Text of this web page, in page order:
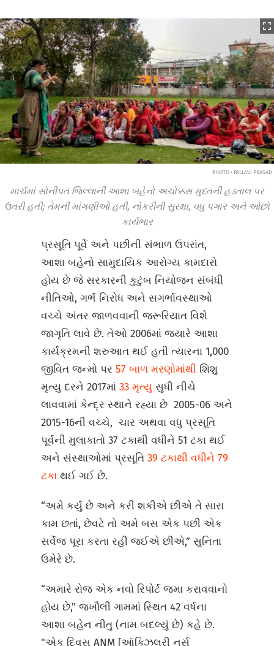
PHOTO • PALLAVI PRASAD
માર્ચમાં સોનીપત જિલ્લાની આશા બહેનો અચોક્કસ મુદતની હડતાલ પર
ઉતરી હતી; તેમની માંગણીઓ હતી, નોકરીની સુરક્ષા, વધુ પગાર અને ઓછો
કાર્યભાર
પ્રસૂતિ પૂર્વે અને પછીની સંભાળ ઉપરાંત,
આશા બહેનો સામુદાયિક આરોગ્ય કામદારો
હોય છે જે સરકારની કુટુંબ નિયોજન સંબંધી
નીતિઓ, ગર્ભ નિરોધ અને સગર્ભાવસ્થાઓ
વચ્ચે અંતર જાળવવાની જરૂરિયાત વિશે
જાગૃતિ લાવે છે. તેઓ 2006માં જ્યારે આશા
કાર્યક્રમની શરુઆત થઈ હતી ત્યારના 1,000
જીવિત જન્મો પર57 બાળ મરણોમાંથી શિશુ
મૃત્યુ દરને 2017માં33 મૃત્યુસુધી નીચે
લાવવામાં કેન્દ્ર સ્થાને રહ્યા છે 2005-06 અને
2015-16ની વચ્ચે, ચાર અથવા વધુ પ્રસૂતિ
પૂર્વની મુલાકાતો 37 ટકાથી વધીને 51 ટકા થઈ
અને સંસ્થાઓમાં પ્રસૂતિ39 ટકાથી વધીને 79
ટકાથઈ ગઈ છે.
“અમે કર્યું છે અને કરી શકીએ છીએ તે સારા
કામ છતાં, છેવટે તો અમે બસ એક પછી એક
સર્વેજ પૂરા કરતા રહી જઈએ છીએ,” સુનિતા
ઉમેરે છે.
“અમારે રોજ એક નવો રિપોર્ટ જમા કરાવવાનો
હોય છે," જખૌલી ગામમાં સ્થિત 42 વર્ષના
આશા બહેન નીતુ (નામ બદલ્યું છે) કહે છે.
"એક દિવસ ANM [ઑક્ઝિલરી નર્સ